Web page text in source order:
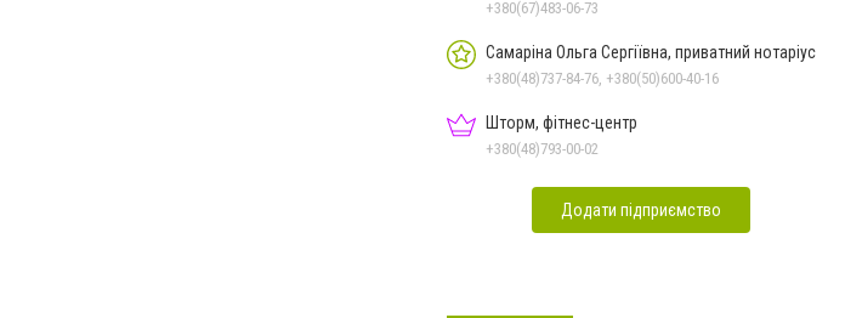
+380(67)483-06-73
Самаріна Ольга Сергіївна, приватний нотаріус
+380(48)737-84-76, +380(50)600-40-16
Шторм, фітнес-центр
+380(48)793-00-02
Додати підприємство